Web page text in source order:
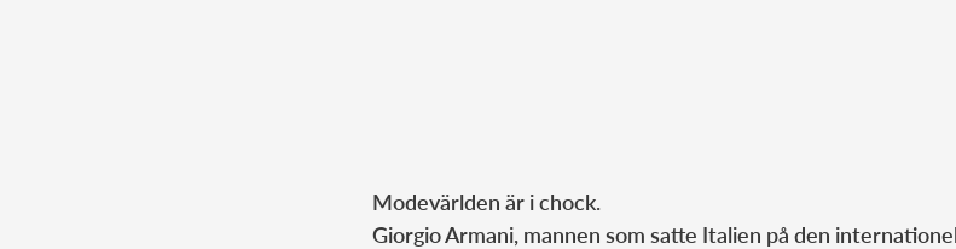
Modevärlden är i chock.
Giorgio Armani, mannen som satte Italien på den